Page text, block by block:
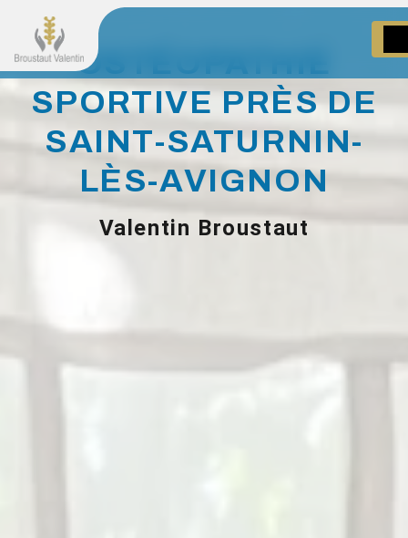
OSTÉOPATHIE
SPORTIVE PRÈS DE
SAINT-SATURNIN-
LÈS-AVIGNON
Valentin Broustaut
Panneau de gestion des cookies